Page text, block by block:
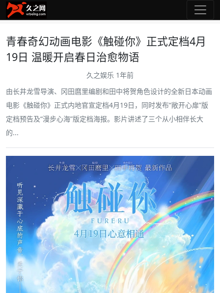
青春奇幻动画电影《触碰你》正式定档4月
19日 温暖开启春日治愈物语
久之娱乐 1年前
由长井龙雪导演、冈田麿里编剧和田中将贺角色设计的全新日本动画
电影《触碰你》正式内地官宣定档4月19日，同时发布“敞开心扉”版
定档预告及“漫步心海”版定档海报。影片讲述了三个从小相伴长大
的...